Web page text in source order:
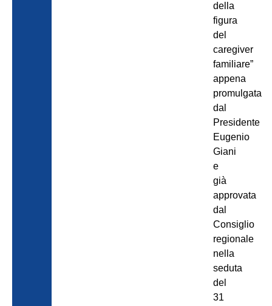
della
figura
del
caregiver
familiare”
appena
promulgata
dal
Presidente
Eugenio
Giani
e
già
approvata
dal
Consiglio
regionale
nella
seduta
del
31